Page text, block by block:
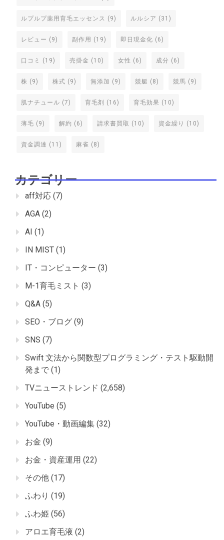
ルプルプ薬用育毛エッセンス (9) ルルシア (31)
レビュー (9) 副作用 (19) 即日現金化 (6)
口コミ (19) 売掛金 (10) 女性 (6) 成分 (6)
株 (9) 株式 (9) 無添加 (9) 競艇 (8) 競馬 (9)
肌ナチュール (7) 育毛剤 (16) 育毛効果 (10)
薄毛 (9) 解約 (6) 請求書買取 (10) 資金繰り (10)
資金調達 (11) 麻雀 (8)
カテゴリー
aff対応 (7)
AGA (2)
AI (1)
IN MIST (1)
IT・コンピューター (3)
M-1育毛ミスト (3)
Q&A (5)
SEO・ブログ (9)
SNS (7)
Swift 文法から関数型プログラミング・テスト駆動開
発まで (1)
TVニューストレンド (2,658)
YouTube (5)
YouTube・動画編集 (32)
お金 (9)
お金・資産運用 (22)
その他 (17)
ふわり (19)
ふわ姫 (56)
アロエ育毛液 (2)